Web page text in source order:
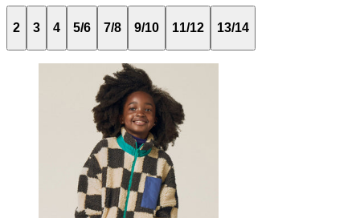
2 3 4 5/6 7/8 9/10 11/12 13/14